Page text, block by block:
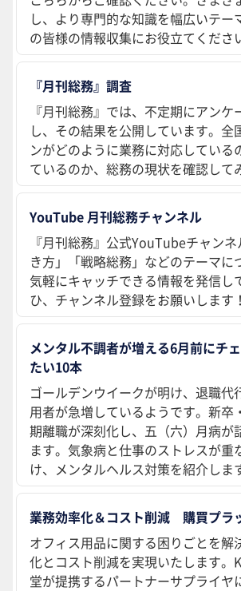
し、より専門的な知識を幅広いテー
の皆様の情報収集にお役立てくださ
『月刊総務』調査
『月刊総務』では、不定期にアン
し、その結果を公開しています。全
ンがどのように業務に対応している
ているのか、総務の現状を確認して
YouTube 月刊総務チャンネル
『月刊総務』公式YouTubeチャン
き方」「戦略総務」などのテーマに
気軽にキャッチできる情報を発信し
ひ、チャンネル登録をお願いします！
メンタル不調者が増える6月前にチ
たい10本
ゴールデンウイークが明け、退職代
用者が急増しているようです。新卒
期離職が深刻化し、五（六）月病が
ます。気象病と仕事のストレスが重
け、メンタルヘルス対策を紹介しま
業務効率化＆コスト削減 購買プラ
オフィス用品に関する困りごとを解
化とコスト削減を実現いたします。
堂が提携するパートナーサプライヤ